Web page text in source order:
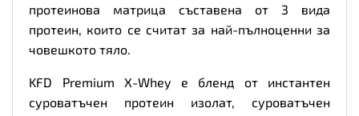
протеинова матрица съставена от 3 вида
протеин, които се считат за най-пълноценни за
човешкото тяло.
KFD Premium X-Whey е бленд от инстантен
суроватъчен протеин изолат, суроватъчен